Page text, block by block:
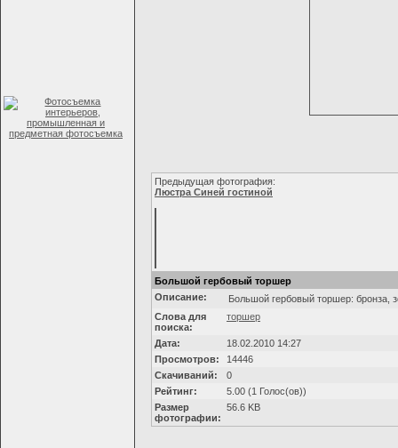
Предыдущая фотография:
Люстра Синей гостиной
Большой гербовый торшер
Описание:
Большой гербовый торшер: бронза,
Слова для
поиска:
торшер
Дата:
18.02.2010 14:27
Просмотров:
14446
Скачиваний:
0
Рейтинг:
5.00 (1 Голос(ов))
Размер
фотографии:
56.6 KB